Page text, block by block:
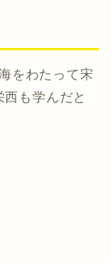
をわたって宋
も学んだと